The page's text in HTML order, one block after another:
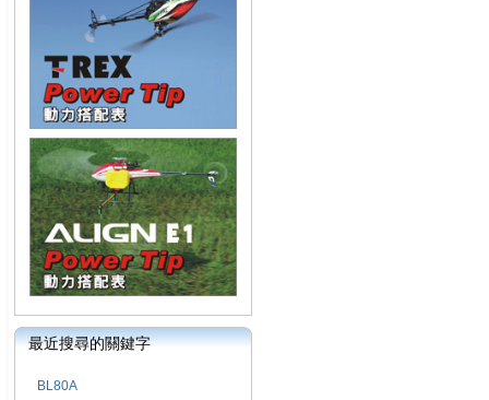
最近搜尋的關鍵字
BL80A